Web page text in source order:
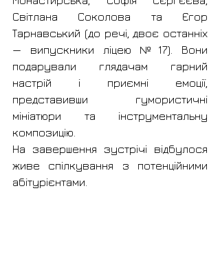
Світлана Соколова та Єгор
Тарнавський (до речі, двоє останніх
— випускники ліцею №17). Вони
подарували глядачам гарний
настрій і приємні емоції,
представивши гумористичні
мініатюри та інструментальну
композицію.
На завершення зустрічі відбулося
живе спілкування з потенційними
абітурієнтами.